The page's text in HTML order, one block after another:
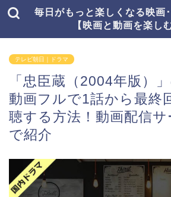
毎日がもっと楽しくなる映画
【映画と動画を楽し
テレビ朝日｜ドラマ
「忠臣蔵（2004年版）
動画フルで1話から最終
聴する方法！動画配信サ
で紹介